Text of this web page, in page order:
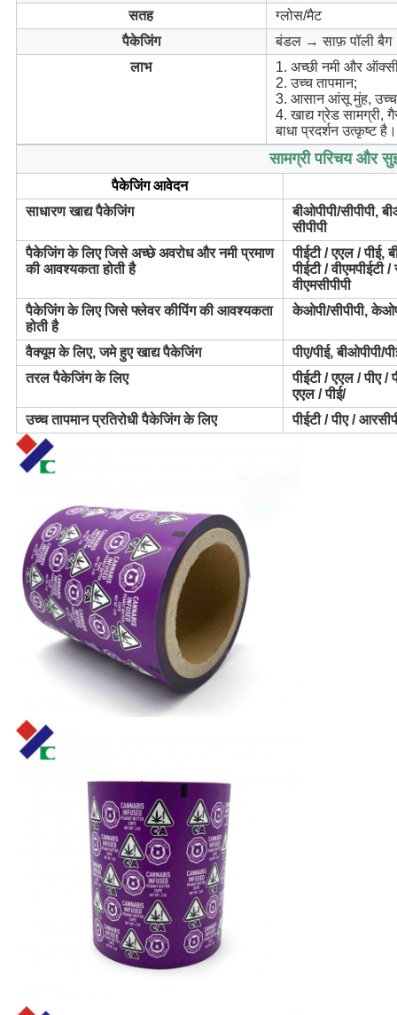
सतह
ग्लोस/मैट
पैकेजिंग
बंडल → साफ़ पॉली
लाभ
1. अच्छी नमी और
2. उच्च तापमान;
3. आसान आंसू मुंह, उच्च
4. खाद्य ग्रेड सामग्री,
बाधा प्रदर्शन उत्कृष्ट है।
सामग्री परिचय और
पैकेजिंग आवेदन
साधारण खाद्य पैकेजिंग
बीओपीपी/सीपीपी,
सीपीपी
पैकेजिंग के लिए जिसे अच्छे अवरोध और नमी प्रमाण
की आवश्यकता होती है
पीईटी / एएल / पीई,
पीईटी / वीएमपीईटी /
वीएमसीपीपी
पैकेजिंग के लिए जिसे फ्लेवर कीपिंग की आवश्यकता
होती है
केओपी/सीपीपी,
वैक्यूम के लिए, जमे हुए खाद्य पैकेजिंग
पीए/पीई, बीओपीपी/
तरल पैकेजिंग के लिए
पीईटी / एएल / पीए /
एएल / पीई/
उच्च तापमान प्रतिरोधी पैकेजिंग के लिए
पीईटी / पीए /